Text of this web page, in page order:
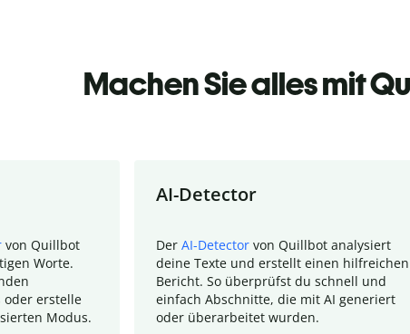
Machen Sie alles mit
von Quillbot
Worte.
oder erstelle
Modus.
AI-Detector
Der AI-Detector von Quillbot analysiert
deine Texte und erstellt einen hilfreichen
Bericht. So überprüfst du schnell und
einfach Abschnitte, die mit AI generiert
oder überarbeitet wurden.